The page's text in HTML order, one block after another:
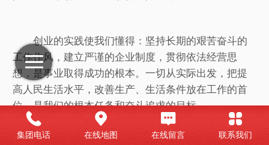
创业的实践使我们懂得：坚持长期的艰苦奋斗的
工作作风，建立严谨的企业制度，贯彻依法经营思
想，是事业取得成功的根本。一切从实际出发，把提
高人民生活水平，改善生产、生活条件放在工作的首
位，是我们的根本任务和奋斗追求的目标。
集团电话 在线地图 在线留言 联系我们